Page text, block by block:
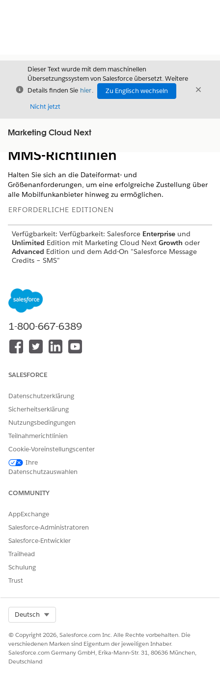
Schließen
Dieser Text wurde mit dem maschinellen
Übersetzungssystem von Salesforce übersetzt. Weitere
Details finden Sie hier.
Zu Englisch wechseln
Nicht jetzt
Marketing Cloud Next
Inhalt anzeigen
Inhalt
MMS-Richtlinien
Halten Sie sich an die Dateiformat- und
Größenanforderungen, um eine erfolgreiche Zustellung über
alle Mobilfunkanbieter hinweg zu ermöglichen.
ERFORDERLICHE EDITIONEN
Verfügbarkeit: Verfügbarkeit: Salesforce Enterprise und
Unlimited Edition mit Marketing Cloud Next Growth oder
Advanced Edition und dem Add-On "Salesforce Message
Credits – SMS"
MEDIENTYP
.gif, .tiff
Video
.mp4, .mov, .avi,
.mpg, .mpeg,
Audio
Dokument
KONNTEN SIE IHR PROBLEM MITHILFE DIESES ARTIKELS
Geben Sie uns Feedback, damit wir uns verbessern können.
1-800-667-6389
SALESFORCE
Datenschutzerklärung
Sicherheitserklärung
Nutzungsbedingungen
Teilnahmerichtlinien
Cookie-Voreinstellungscenter
Ihre
Datenschutzauswahlen
COMMUNITY
AppExchange
Salesforce-Administratoren
Salesforce-Entwickler
Trailhead
Schulung
Trust
Deutsch
© Copyright 2026, Salesforce.com Inc. Alle Rechte vorbehalten. Die
verschiedenen Marken sind Eigentum der jeweiligen Inhaber.
Salesforce.com Germany GmbH, Erika-Mann-Str. 31, 80636 München,
Deutschland